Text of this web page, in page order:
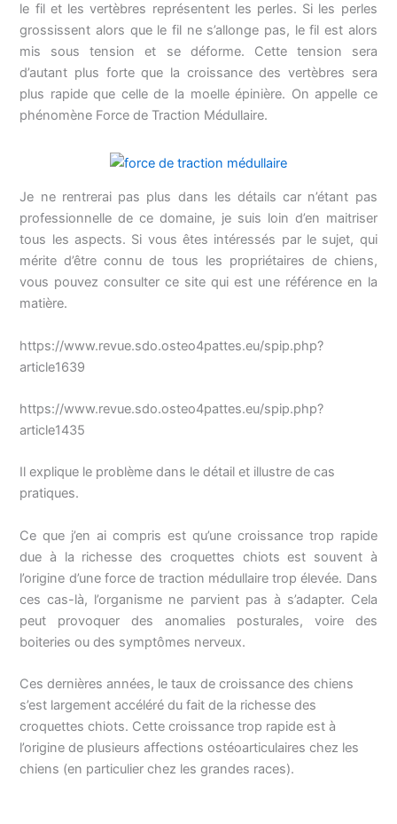
le fil et les vertèbres représentent les perles. Si les perles
grossissent alors que le fil ne s’allonge pas, le fil est alors
mis sous tension et se déforme. Cette tension sera
d’autant plus forte que la croissance des vertèbres sera
plus rapide que celle de la moelle épinière. On appelle ce
phénomène Force de Traction Médullaire.
Je ne rentrerai pas plus dans les détails car n’étant pas
professionnelle de ce domaine, je suis loin d’en maitriser
tous les aspects. Si vous êtes intéressés par le sujet, qui
mérite d’être connu de tous les propriétaires de chiens,
vous pouvez consulter ce site qui est une référence en la
matière.
https://www.revue.sdo.osteo4pattes.eu/spip.php?
article1639
https://www.revue.sdo.osteo4pattes.eu/spip.php?
article1435
Il explique le problème dans le détail et illustre de cas
pratiques.
Ce que j’en ai compris est qu’une croissance trop rapide
due à la richesse des croquettes chiots est souvent à
l’origine d’une force de traction médullaire trop élevée. Dans
ces cas-là, l’organisme ne parvient pas à s’adapter. Cela
peut provoquer des anomalies posturales, voire des
boiteries ou des symptômes nerveux.
Ces dernières années, le taux de croissance des chiens
s’est largement accéléré du fait de la richesse des
croquettes chiots. Cette croissance trop rapide est à
l’origine de plusieurs affections ostéoarticulaires chez les
chiens (en particulier chez les grandes races).